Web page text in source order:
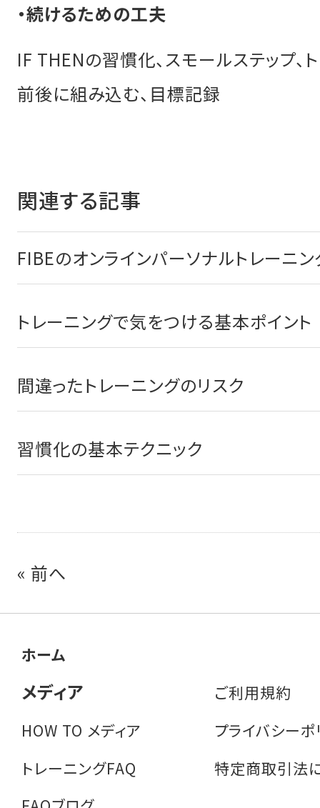
・続けるための工夫
IF THENの習慣化、スモールステップ、
前後に組み込む、目標記録
関連する記事
FIBEのオンラインパーソナルトレーニ
トレーニングで気をつける基本ポイント
間違ったトレーニングのリスク
習慣化の基本テクニック
« 前へ
ホーム
メディア
HOW TO メディア
トレーニングFAQ
ご利用規約
プライバシー
特定商取引法